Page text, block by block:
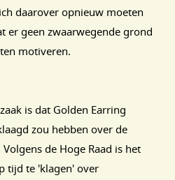
daarover opnieuw moeten
er geen zwaarwegende grond
motiveren.
is dat Golden Earring
zou hebben over de
de Hoge Raad is het
tijd te 'klagen' over